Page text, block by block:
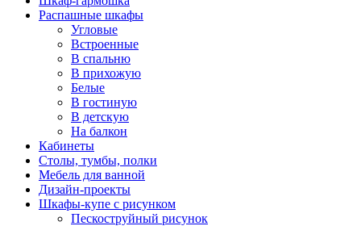
Распашные шкафы
Угловые
Встроенные
В спальню
В прихожую
Белые
В гостиную
В детскую
На балкон
Кабинеты
Столы, тумбы, полки
Мебель для ванной
Дизайн-проекты
Шкафы-купе с рисунком
Пескоструйный рисунок